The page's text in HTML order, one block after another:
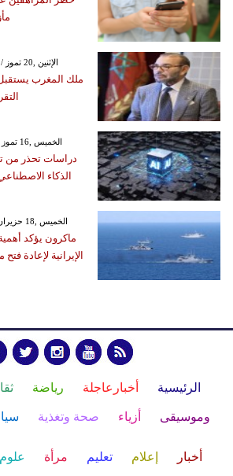
GMT 20:51 2026 الإثنين ,20 تموز / يوليو
ملك المغرب
GMT 13:33 2026 الخميس ,16 تموز / يوليو
دراسات تحذر من
الذكاء
GMT 02:16 2026 الخميس ,18 حزيران / يونيو
ماكرون يؤكد
الإيرانية لإعادة
الرئيسية أخبارعاجلة رياضة
وموسيقى أزياء صحة وتغذية
أخبار إعلام تعليم مرأة